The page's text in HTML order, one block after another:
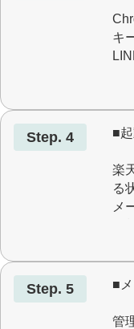
キ
Step. 4 ■
楽
る
メ
Step. 5 ■
管